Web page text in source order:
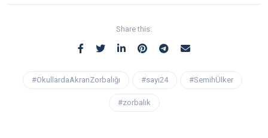
Share this:
#OkullardaAkranZorbalığı #sayı24 #SemihÜlker
#zorbalık